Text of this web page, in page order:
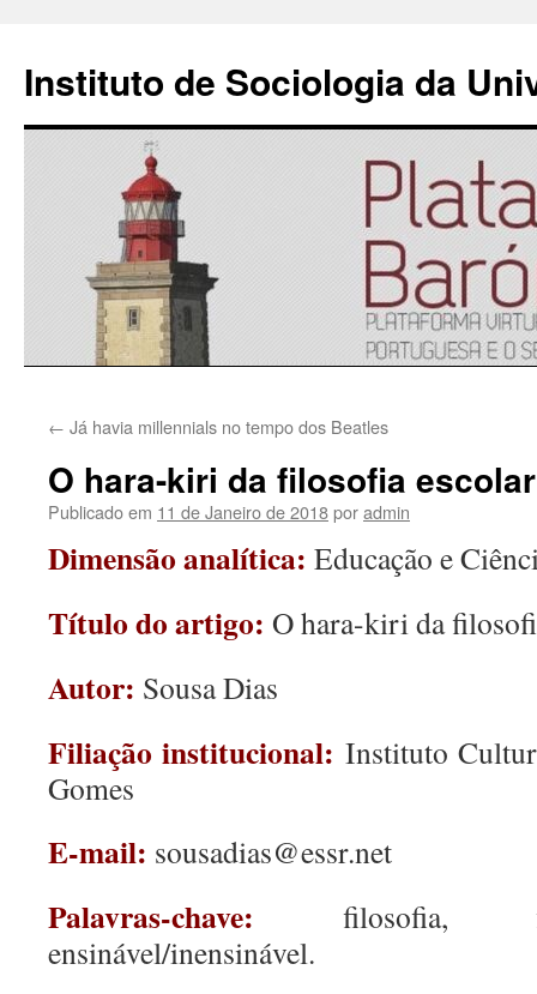
Instituto de Sociologia da
para
conteúdo
← Já havia millennials no tempo dos Beatles
O hara-kiri da filosofia
Publicado em 11 de Janeiro de 2018poradmin
Dimensão analítica: Educação e
Título do artigo: O hara-kiri da
Autor: Sousa Dias
Filiação institucional: Instituto
Gomes
E-mail: sousadias@essr.net
Palavras-chave: filosofia,
ensinável/inensinável.